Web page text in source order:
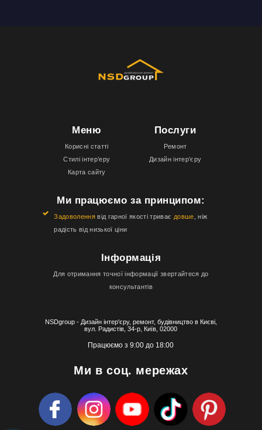
NSDgroup - Дизайн інтер'єру, ремонт, будівництво в Києві,
вул. Радистів, 34-р, Київ, 02000
Працюємо з 9:00 до 18:00
Ми в соц. мережах
Меню
Корисні статті
Стилі інтер’еру
Карта сайту
Послуги
Ремонт
Дизайн інтер’єру
Ми працюємо за принципом:
Задоволення від гарної якості триває довше , ніж
радість від низької ціни
Інформація
Для отримання точної інформації звертайтеся до
консультантів